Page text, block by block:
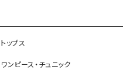
トップス
ワンピース・チュニック